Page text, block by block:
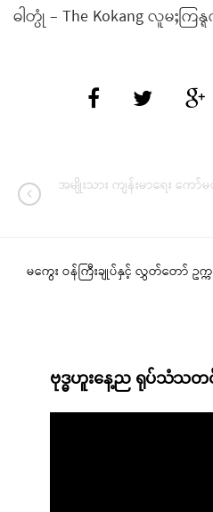
ဓါတ္ပုံ – The Kokang လူမႈက
အမျိုးသား ကျန်းမာရေး ကေ
မကွေး ဝန်ကြီးချုပ်နှင့် လွှတ်တော် ဥ
ဗုဒ္ဓဟူးနေ့ည ရုပ်သံသတင်